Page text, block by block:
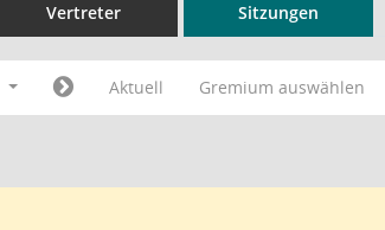
Vertreter Sitzungen
Aktuell Gremium auswählen